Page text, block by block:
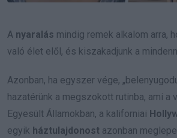
A nyaralás mindig remek alkalom arra,
való élet elől, és kiszakadjunk a
Azonban, ha egyszer vége,
hazatérünk a megszokott rutinba, ami a
Egyesült Államokban, a kaliforniai
egyik háztulajdonost azonban